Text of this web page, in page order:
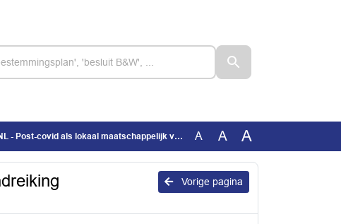
lokaal maatschappelijk vraagstuk - Handreiking postinfectieuze aandoeningen voor gemeenten A A A
Vorige pagina